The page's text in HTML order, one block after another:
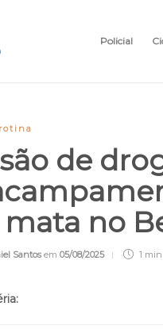
Policial
de
mata no
Santosem 05/08/2025 1 min